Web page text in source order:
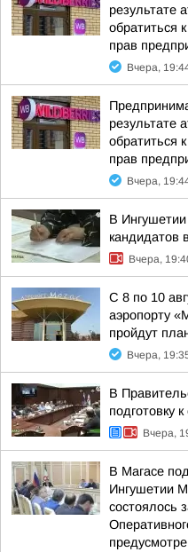
результате
обратиться
прав
Вчера,
результате
обратиться
прав
Вчера,
В
кандидатов
Вчера,
С 8 по 10
аэропорту
пройдут
Вчера,
В
подготовку
Вчера,
В Магасе
Ингушетии
состоялось